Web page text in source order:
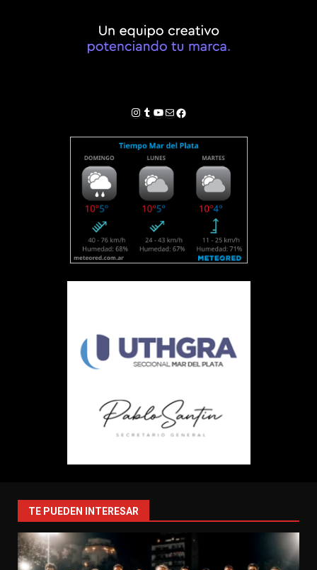
Instagram
Tumblr
YouTube
Correo electrónico
Facebook
TE PUEDEN INTERESAR